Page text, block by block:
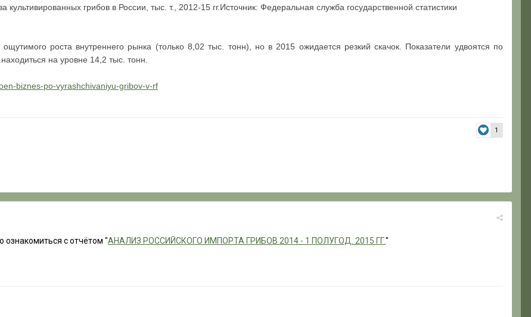
грибов в России, тыс. т., 2012-15 гг.Источник: Федеральная служба государственной статистики
роста внутреннего рынка (только 8,02 тыс. тонн), но в 2015 ожидается резкий скачок. Показатели удвоятся по
на уровне 14,2 тыс. тонн.
biznes-po-vyrashchivaniyu-gribov-v-rf
1
ознакомиться с отчётом "АНАЛИЗ РОССИЙСКОГО ИМПОРТА ГРИБОВ 2014 - 1 ПОЛУГОД. 2015 ГГ."